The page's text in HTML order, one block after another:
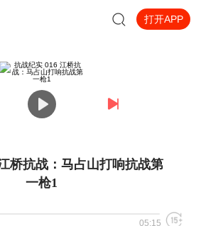
打开APP
桥抗战：马占山打响抗战第
一枪1
05:15